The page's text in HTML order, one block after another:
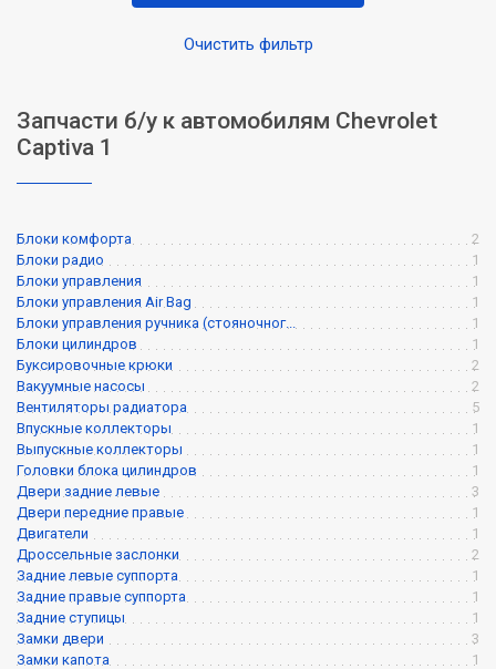
Очистить фильтр
Запчасти б/у к автомобилям Chevrolet
Captiva 1
Блоки комфорта
2
Блоки радио
1
Блоки управления
1
Блоки управления Air Bag
1
Блоки управления ручника (стояночног...
1
Блоки цилиндров
1
Буксировочные крюки
2
Вакуумные насосы
2
Вентиляторы радиатора
5
Впускные коллекторы
1
Выпускные коллекторы
1
Головки блока цилиндров
1
Двери задние левые
3
Двери передние правые
1
Двигатели
1
Дроссельные заслонки
2
Задние левые суппорта
1
Задние правые суппорта
1
Задние ступицы
1
Замки двери
3
Замки капота
1